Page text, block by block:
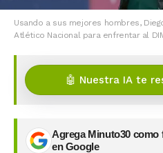
Usando a sus mejores hombres,
Atlético Nacional para enfrentar al
🤖 Nuestra IA te
Agrega Minuto30 como
en Google